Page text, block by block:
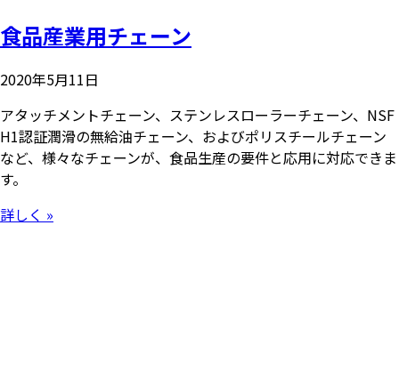
食品産業用チェーン
2020年5月11日
アタッチメントチェーン、ステンレスローラーチェーン、NSF
H1認証潤滑の無給油チェーン、およびポリスチールチェーン
など、様々なチェーンが、食品生産の要件と応用に対応できま
す。
詳しく »